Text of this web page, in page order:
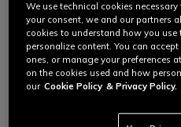
We use technical cookies
your consent, we and our partners
cookies to understand how you use
personalize content. You can
ones, or manage your preferences
on the cookies used and how
our Cookie Policy & Privacy Policy.